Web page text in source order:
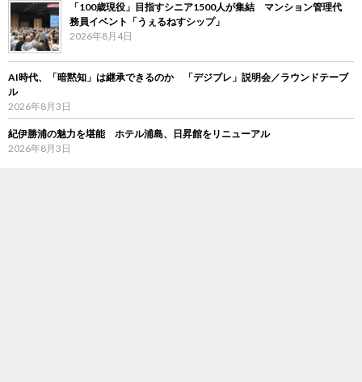
「100歳現役」目指すシニア1500人が集結 マンション管理代
務員イベント「うぇるねすシップ」
2026年8月4日
AI時代、「暗黙知」は継承できるのか 「デジブレ」説明会／ラウンドテーブ
ル
2026年8月3日
紀伊勝浦の魅力を堪能 ホテル浦島、日昇館をリニューアル
2026年8月3日